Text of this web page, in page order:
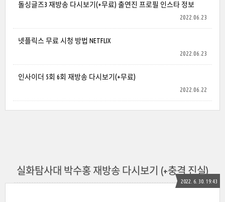
돌싱글즈3 재방송 다시보기(+무료) 출연진 프로필 인스타 정보
2022.06.23
넷플릭스 무료 시청 방법 NETFLIX
2022.06.23
인사이더 5회 6회 재방송 다시보기(+무료)
2022.06.22
실화탐사대 박수홍 재방송 다시보기 (+충격 진실)
2022. 6. 30. 19:43